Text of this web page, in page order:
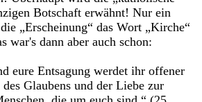
Botschaft erwähnt! Nur ein
„Erscheinung“ das Wort „Kirche“
war's dann aber auch schon:
eure Entsagung werdet ihr offener
Glaubens und der Liebe zur